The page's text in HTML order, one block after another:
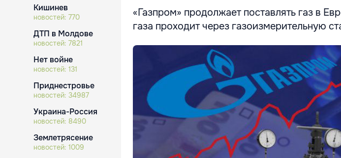
Кишинев
новостей: 770
ДТП в Молдове
новостей: 7821
Нет войне
новостей: 131
Приднестровье
новостей: 34987
Украина-Россия
новостей: 8490
Землетрясение
новостей: 1009
«Газпром» продолжает поставлять газ в
газа проходит через газоизмерительную